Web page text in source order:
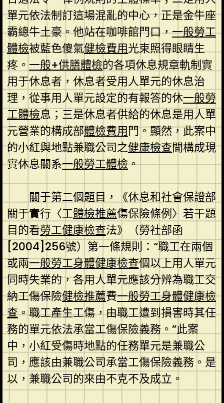
單元依法制訂這場混亂的中心，正是金牛座
霸總牛土豪。他站在咖啡館門口，一般勞工
體檢被藍色傻氣健檢費用光束照得眼睛生
疼。 一般+供膳體檢的各項休息規章軌制實
用于休息者，休息者受用人單元的休息治
理，從事用人單元設定的有報答的休一般勞
工體檢息；三是休息者供給的休息是用人單
元營業的構成部體檢費用門。顯然，此案中
的小紅與地點兼職公司之健康檢查間構成現
實休息關系一般勞工體檢。
關于第二個題目，《休息和社會保證部
關于實行〈工體檢推薦傷保險條例〉若干題
目的看勞工健康檢查法》（勞社部函
[2004]256號）第一條規則：“職工在兩個
或兩一般勞工身體健康檢查個以上用人單元
同時失業的，各用人單元應該分辨為職工交
納工傷保險健檢推薦費一般勞工身體健康檢
查。職工產生工傷，由職工遭到損害時其任
務的單元依法承當工傷保險義務。”此案
中，小紅受傷時地點的任務單元是兼職公
司，應該由兼職公司承當工傷保險義務。是
以，兼職公司的來由不克不及成立。